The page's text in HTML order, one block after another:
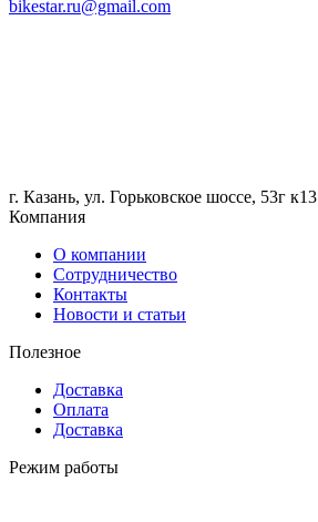
bikestar.ru@gmail.com
г. Казань, ул. Горьковское шоссе, 53г к13
Компания
О компании
Сотрудничество
Контакты
Новости и статьи
Полезное
Доставка
Оплата
Доставка
Режим работы